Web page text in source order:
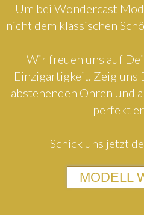
Um bei Wondercast
nicht dem klassischen
Wir freuen uns auf
Einzigartigkeit. Zeig uns
abstehenden Ohren und
perfekt
Schick uns jetzt
MODELL